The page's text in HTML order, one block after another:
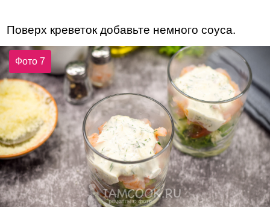
Поверх креветок добавьте немного соуса.
Фото 7